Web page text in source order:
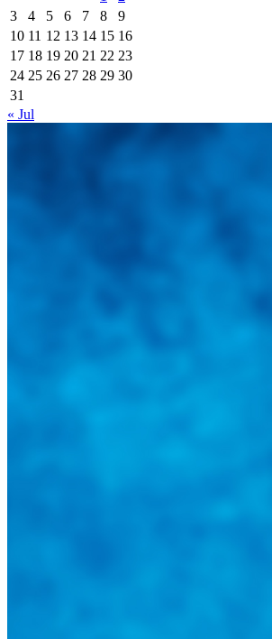
3
4 5 6 7 8
9
10 11 12 13 14 15 16
17 18 19 20 21 22 23
24 25 26 27 28 29 30
31
« Jul